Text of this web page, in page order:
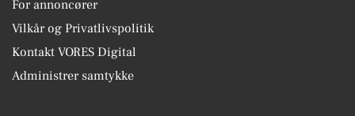
For annoncører
Vilkår og Privatlivspolitik
Kontakt VORES Digital
Administrer samtykke